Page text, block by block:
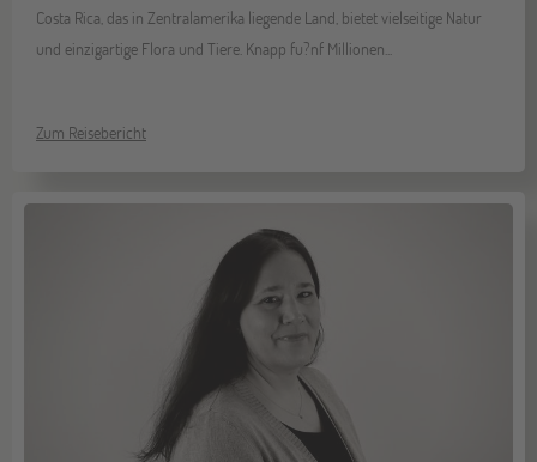
Costa Rica, das in Zentralamerika liegende Land, bietet vielseitige Natur
und einzigartige Flora und Tiere. Knapp fu?nf Millionen...
Zum Reisebericht